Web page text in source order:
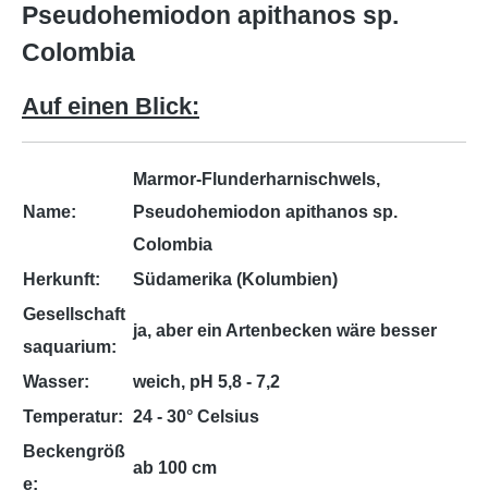
Pseudohemiodon apithanos sp.
Colombia
Auf einen Blick:
Name:
Marmor-Flunderharnischwels,
Pseudohemiodon apithanos sp.
Colombia
Herkunft:
Südamerika (Kolumbien)
Gesellschaft
saquarium:
ja, aber ein Artenbecken wäre besser
Wasser:
weich, pH 5,8 - 7,2
Temperatur: 24 - 30° Celsius
Beckengröß
e:
ab 100 cm